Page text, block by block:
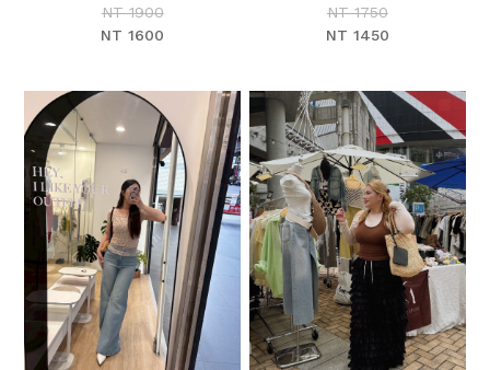
NT 1900
NT 1600
NT 1750
NT 1450